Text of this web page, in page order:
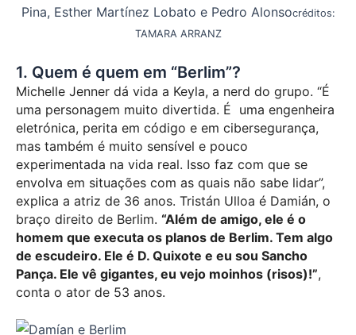
Pina, Esther Martínez Lobato e Pedro Alonsocréditos:
TAMARA ARRANZ
1. Quem é quem em “Berlim”?
Michelle Jenner dá vida a Keyla, a nerd do grupo. “É
uma personagem muito divertida. É uma engenheira
eletrónica, perita em código e em cibersegurança,
mas também é muito sensível e pouco
experimentada na vida real. Isso faz com que se
envolva em situações com as quais não sabe lidar”,
explica a atriz de 36 anos. Tristán Ulloa é Damián, o
braço direito de Berlim. “Além de amigo, ele é o
homem que executa os planos de Berlim. Tem algo
de escudeiro. Ele é D. Quixote e eu sou Sancho
Pança. Ele vê gigantes, eu vejo moinhos (risos)!”,
conta o ator de 53 anos.